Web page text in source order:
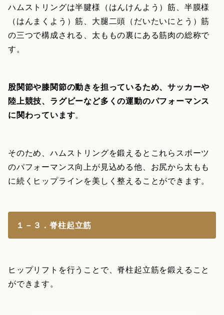
ハムストリングは半腱様（はんけんよう）筋、半膜様
（はんまくよう）筋、大腿二頭（だいたいにとう）筋
の三つで構成される、太ももの裏にある筋肉の総称で
す。
股関節や膝関節の動きを担っているため、サッカーや
陸上競技、ラグビーなど多くの運動のパフォーマンス
に関わっています。
そのため、ハムストリングを鍛えるとこれらスポーツ
のパフォーマンス向上が見込める他、お尻から太もも
に続くヒップラインを美しく整えることができます。
１－３．脊柱起立筋
ヒップリフトを行うことで、脊柱起立筋を鍛えること
ができます。